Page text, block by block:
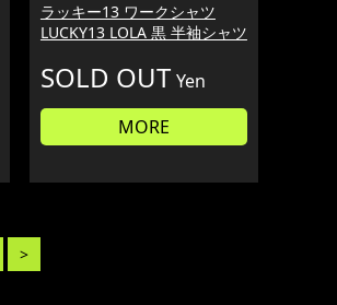
ラッキー13 ワークシャツ
LUCKY13 LOLA 黒 半袖シャツ
SOLD OUT Yen
MORE
>